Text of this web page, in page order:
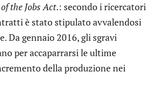
the Jobs Act.: secondo i ricercatori
è stato stipulato avvalendosi
Da gennaio 2016, gli sgravi
per accaparrarsi le ultime
della produzione nei